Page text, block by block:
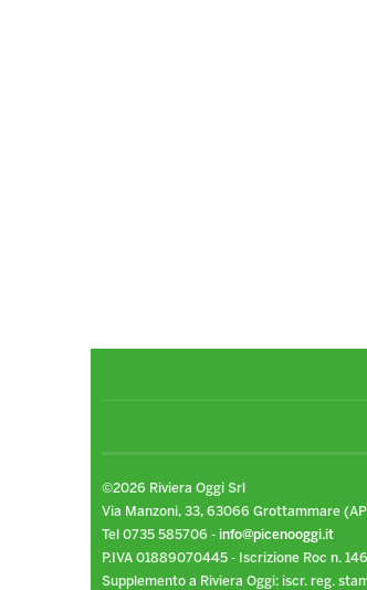
©2026 Riviera Oggi Srl
Via Manzoni, 33, 63066 Grottammare
Tel 0735 585706 - info@picenooggi.it
P.IVA 01889070445 - Iscrizione Roc n.
Supplemento a Riviera Oggi: iscr. reg.